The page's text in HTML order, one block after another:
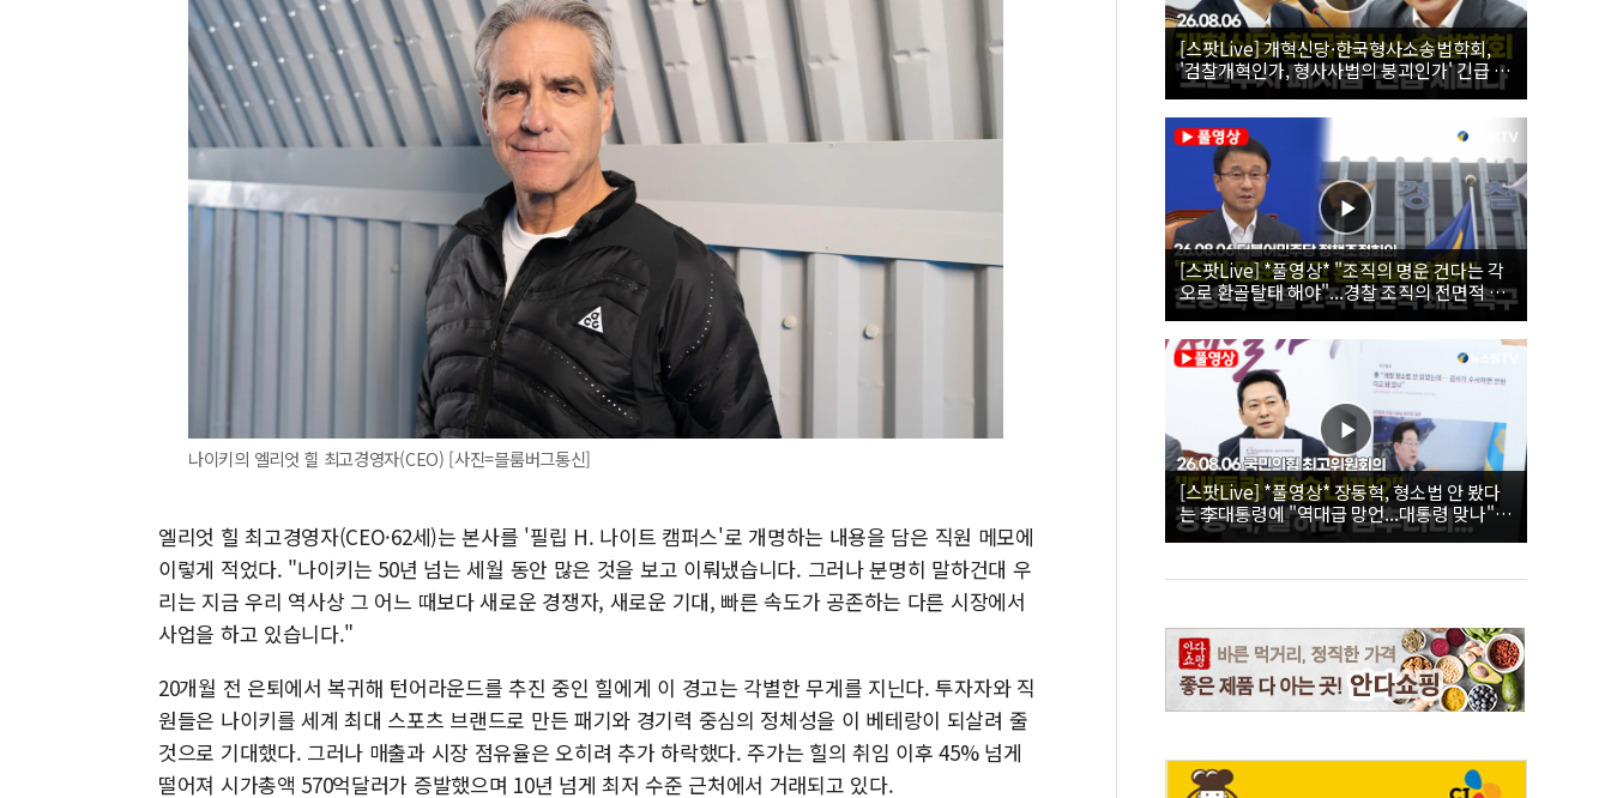
나이키의 엘리엇 힐 최고경영자(CEO) [사진=블룸버그통신]
엘리엇 힐 최고경영자(CEO·62세)는 본사를 '필립 H. 나이트 캠퍼스'로 개명하는 내용을 담은 직원 메모에
이렇게 적었다. "나이키는 50년 넘는 세월 동안 많은 것을 보고 이뤄냈습니다. 그러나 분명히 말하건대 우
리는 지금 우리 역사상 그 어느 때보다 새로운 경쟁자, 새로운 기대, 빠른 속도가 공존하는 다른 시장에서
사업을 하고 있습니다."
20개월 전 은퇴에서 복귀해 턴어라운드를 추진 중인 힐에게 이 경고는 각별한 무게를 지닌다. 투자자와 직
원들은 나이키를 세계 최대 스포츠 브랜드로 만든 패기와 경기력 중심의 정체성을 이 베테랑이 되살려 줄
것으로 기대했다. 그러나 매출과 시장 점유율은 오히려 추가 하락했다. 주가는 힐의 취임 이후 45% 넘게
떨어져 시가총액 570억달러가 증발했으며 10년 넘게 최저 수준 근처에서 거래되고 있다.
[스팟Live] 개혁신당·한국형사소송법학회,
'검찰개혁인가, 형사사법의 붕괴인가' 긴급 세
미나｜26.08.06
[스팟Live] *풀영상* "조직의 명운 건다는 각
오로 환골탈태 해야"...경찰 조직의 전면적 쇄
신 촉구한 한병도 | 26.08.06 더불어민주당 정
책조정회의
[스팟Live] *풀영상* 장동혁, 형소법 안 봤다
는 李대통령에 "역대급 망언...대통령 맞나"｜
26.08.06 국민의힘 최고위원회의